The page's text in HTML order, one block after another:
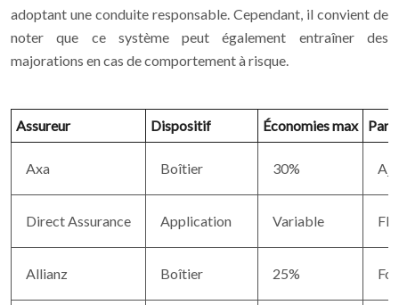
adoptant une conduite responsable. Cependant, il convient de
noter que ce système peut également entraîner des
majorations en cas de comportement à risque.
Assureur Dispositif Économies max
Axa Boîtier 30%
Direct Assurance Application Variable
Allianz Boîtier 25%